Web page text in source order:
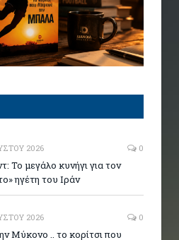
2026 0
Το μεγάλο κυνήγι για τον
ηγέτη του Ιράν
2026 0
Μύκονο .. το κορίτσι που